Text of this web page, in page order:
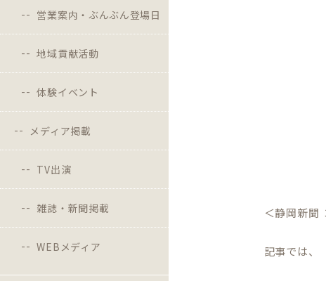
営業案内・ぶんぶん登場日
地域貢献活動
体験イベント
メディア掲載
TV出演
雑誌・新聞掲載
WEBメディア
＜静岡新聞
記事では、